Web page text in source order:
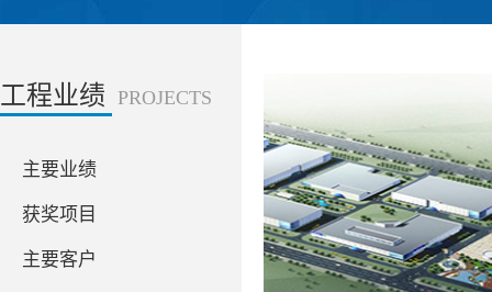
工程业绩 PROJECTS
主要业绩
获奖项目
主要客户